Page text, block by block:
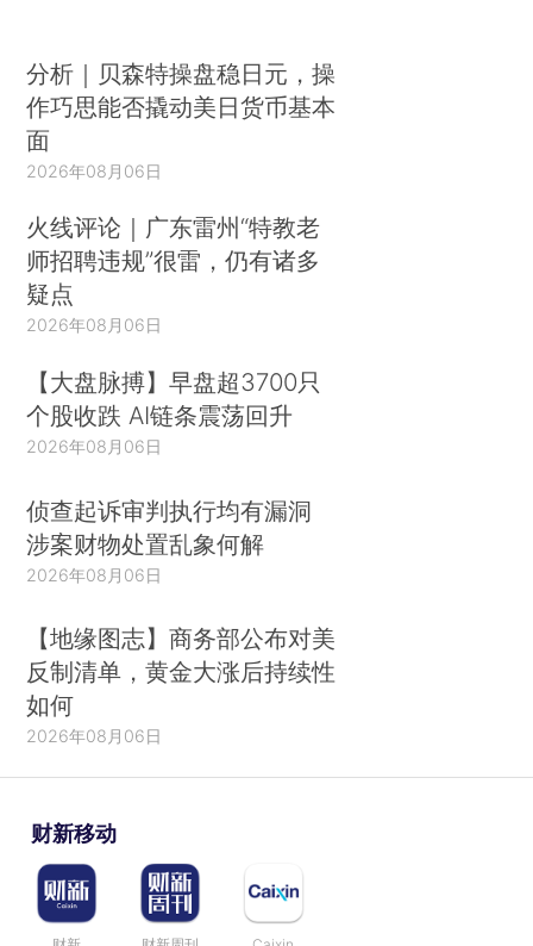
分析｜贝森特操盘稳日元，操
作巧思能否撬动美日货币基本
面
2026年08月06日
火线评论｜广东雷州“特教老
师招聘违规”很雷，仍有诸多
疑点
2026年08月06日
【大盘脉搏】早盘超3700只
个股收跌 AI链条震荡回升
2026年08月06日
侦查起诉审判执行均有漏洞
涉案财物处置乱象何解
2026年08月06日
【地缘图志】商务部公布对美
反制清单，黄金大涨后持续性
如何
2026年08月06日
财新移动